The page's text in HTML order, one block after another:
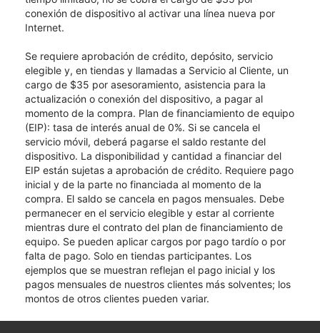
conexión de dispositivo al activar una línea nueva por
Internet.
Se requiere aprobación de crédito, depósito, servicio
elegible y, en tiendas y llamadas a Servicio al Cliente, un
cargo de $35 por asesoramiento, asistencia para la
actualización o conexión del dispositivo, a pagar al
momento de la compra. Plan de financiamiento de equipo
(EIP): tasa de interés anual de 0%. Si se cancela el
servicio móvil, deberá pagarse el saldo restante del
dispositivo. La disponibilidad y cantidad a financiar del
EIP están sujetas a aprobación de crédito. Requiere pago
inicial y de la parte no financiada al momento de la
compra. El saldo se cancela en pagos mensuales. Debe
permanecer en el servicio elegible y estar al corriente
mientras dure el contrato del plan de financiamiento de
equipo. Se pueden aplicar cargos por pago tardío o por
falta de pago. Solo en tiendas participantes. Los
ejemplos que se muestran reflejan el pago inicial y los
pagos mensuales de nuestros clientes más solventes; los
montos de otros clientes pueden variar.